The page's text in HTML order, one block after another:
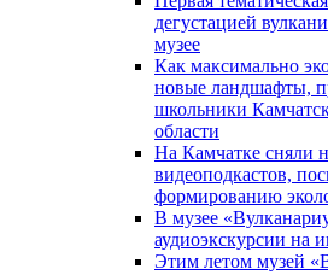
дегустацией
музее
Как максимально
новые ландшафты,
школьники
области
На Камчатке сняли
видеоподкастов,
формированию
В музее
аудиоэкскурсии на
Этим летом музей